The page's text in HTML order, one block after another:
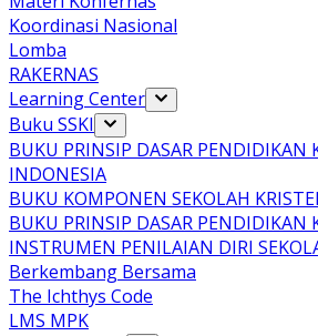
Koordinasi Nasional
Lomba
RAKERNAS
Learning Center
Buku SSKI
BUKU PRINSIP DASAR PENDIDIKAN
INDONESIA
BUKU KOMPONEN SEKOLAH
BUKU PRINSIP DASAR PENDIDIKAN
INSTRUMEN PENILAIAN DIRI
Berkembang Bersama
The Ichthys Code
LMS MPK